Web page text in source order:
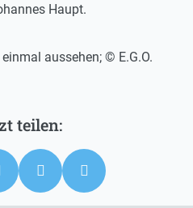
Haupt.
aussehen; © E.G.O.